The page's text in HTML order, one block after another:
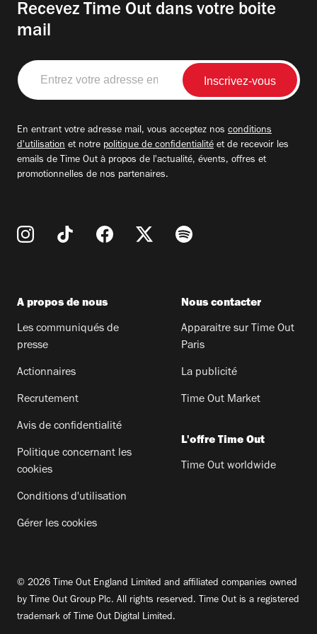
Recevez Time Out dans votre boite
mail
Entrez
votre
adresse
En entrant votre adresse mail, vous acceptez nos conditions
d'utilisation et notre politique de confidentialité et de recevoir les
emails de Time Out à propos de l'actualité, évents, offres et
promotionnelles de nos partenaires.
A propos de nous
Les communiqués de
presse
Actionnaires
Recrutement
Avis de confidentialité
Politique concernant les
cookies
Conditions d'utilisation
Gérer les cookies
Nous contacter
Apparaitre sur Time Out
Paris
La publicité
Time Out Market
L'offre Time Out
Time Out worldwide
© 2026 Time Out England Limited and affiliated companies owned
by Time Out Group Plc. All rights reserved. Time Out is a registered
trademark of Time Out Digital Limited.